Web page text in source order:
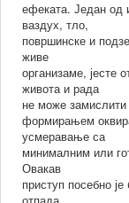
ефеката. Један од
ваздух, тло,
површинске и
живе
организаме, јесте
живота и рада
не може замислити
формирањем
усмеравање са
минималним или
Овакав
приступ посебно